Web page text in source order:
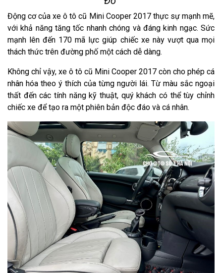
Động cơ của xe ô tô cũ Mini Cooper 2017 thực sự mạnh mẽ,
với khả năng tăng tốc nhanh chóng và đáng kinh ngạc. Sức
mạnh lên đến 170 mã lực giúp chiếc xe này vượt qua mọi
thách thức trên đường phố một cách dễ dàng.
Không chỉ vậy, xe ô tô cũ Mini Cooper 2017 còn cho phép cá
nhân hóa theo ý thích của từng người lái. Từ màu sắc ngoại
thất đến các tính năng kỹ thuật, quý khách có thể tùy chỉnh
chiếc xe để tạo ra một phiên bản độc đáo và cá nhân.